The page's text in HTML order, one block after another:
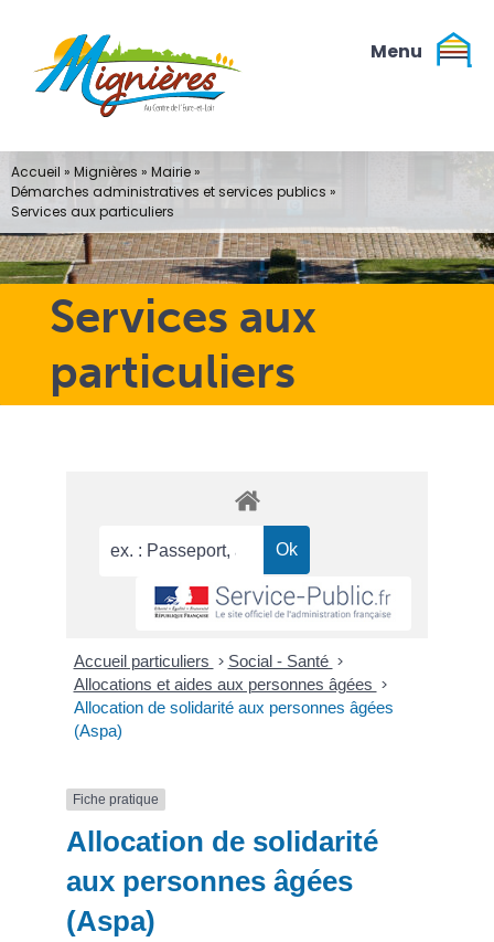
contenu
Services aux
particuliers
Accueil » Mignières » Mairie»
Démarches administratives et services publics »
Services aux particuliers
Accueil particuliers > Social - Santé >
Allocations et aides aux personnes âgées >
Allocation de solidarité aux personnes âgées
(Aspa)
Fiche pratique
Allocation de solidarité
aux personnes âgées
(Aspa)